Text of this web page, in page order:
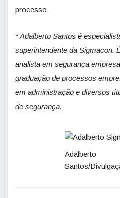
processo.
* Adalberto Santos é
superintendente da Sigmacon.
analista em segurança
graduação de processos
em administração e diversos
de segurança.
Adalberto
Santos/